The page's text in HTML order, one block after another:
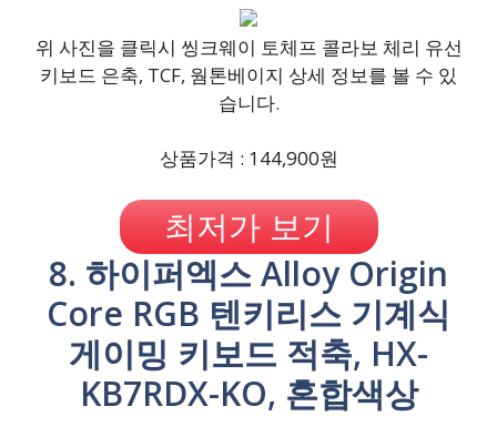
위 사진을 클릭시 씽크웨이 토체프 콜라보 체리 유선
키보드 은축, TCF, 웜톤베이지 상세 정보를 볼 수 있
습니다.
상품가격 : 144,900원
최저가 보기
8. 하이퍼엑스 Alloy Origin
Core RGB 텐키리스 기계식
게이밍 키보드 적축, HX-
KB7RDX-KO, 혼합색상